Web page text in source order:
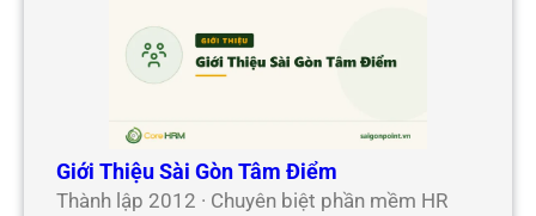
Giới Thiệu Sài Gòn Tâm Điểm
Thành lập 2012 · Chuyên biệt phần mềm HR